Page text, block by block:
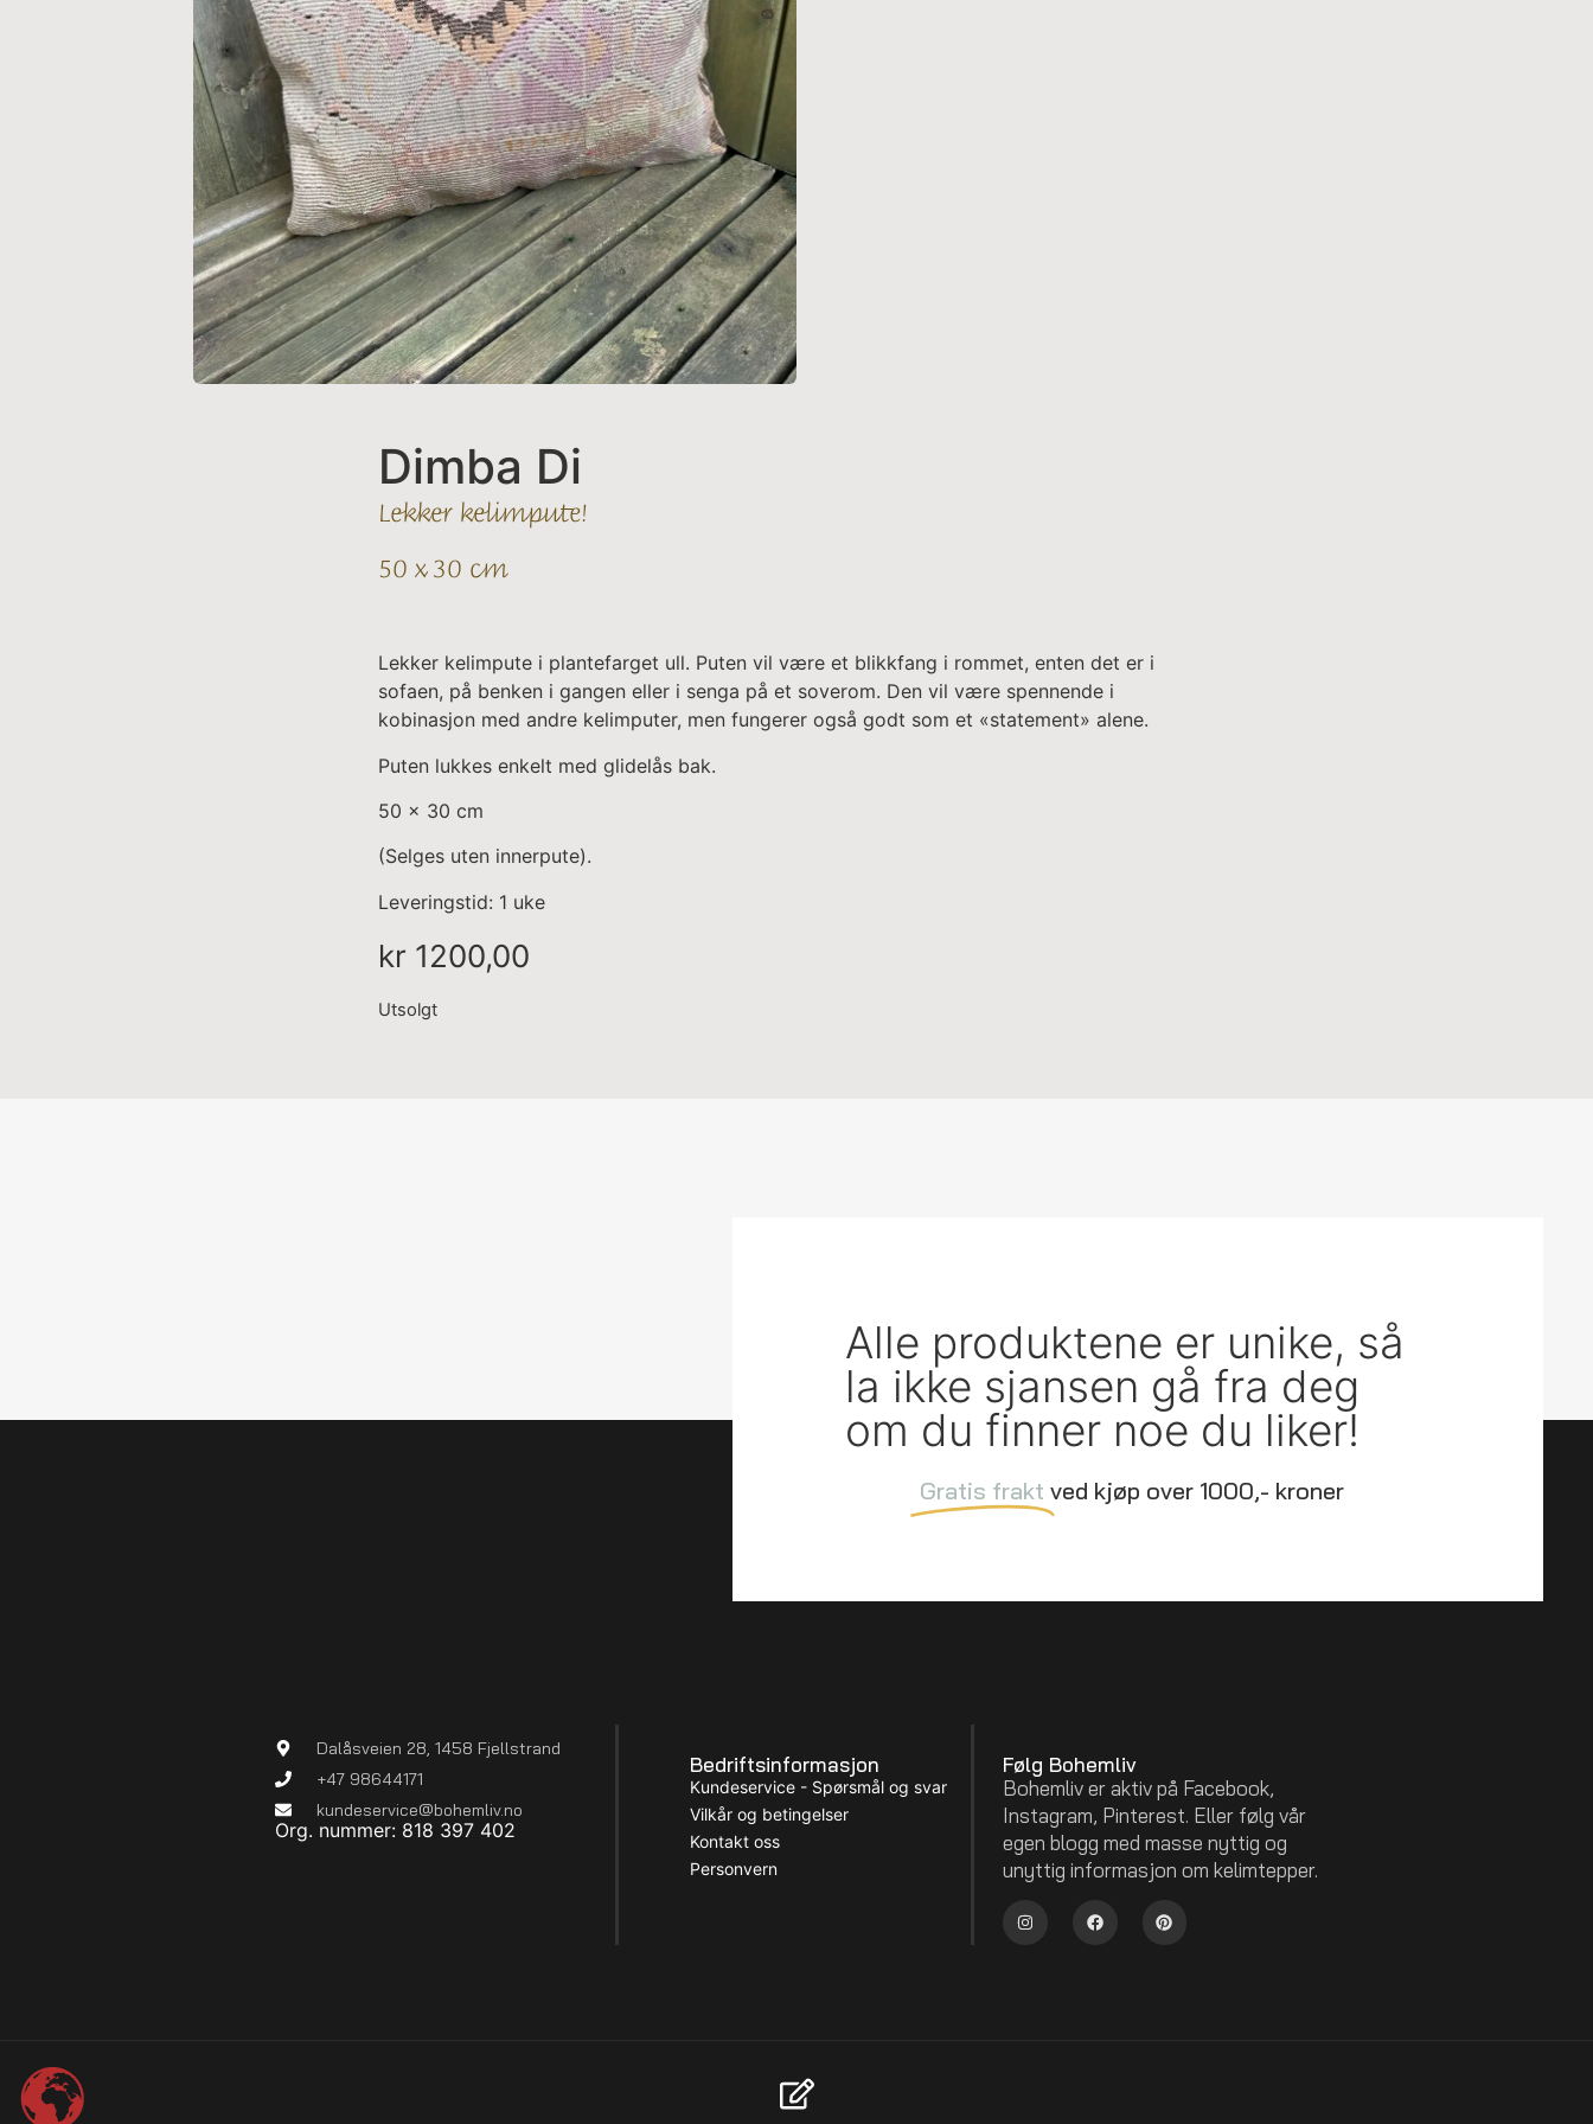
Dimba Di
Lekker kelimpute!
50 x 30 cm
Lekker kelimpute i plantefarget ull. Puten vil være et blikkfang i rommet, enten det er i
sofaen, på benken i gangen eller i senga på et soverom. Den vil være spennende i
kobinasjon med andre kelimputer, men fungerer også godt som et «statement» alene.
Puten lukkes enkelt med glidelås bak.
50 x 30 cm
(Selges uten innerpute).
Leveringstid: 1 uke
kr 1200,00
Utsolgt
Alle produktene er unike, så
la ikke sjansen gå fra deg
om du finner noe du liker!
Gratis frakt ved kjøp over 1000,- kroner
Dalåsveien 28, 1458 Fjellstrand
+47 98644171
kundeservice@bohemliv.no
Org. nummer: 818 397 402
Bedriftsinformasjon
Kundeservice - Spørsmål og svar
Vilkår og betingelser
Kontakt oss
Personvern
Følg Bohemliv
Bohemliv er aktiv på Facebook,
Instagram, Pinterest. Eller følg vår
egen blogg med masse nyttig og
unyttig informasjon om kelimtepper.